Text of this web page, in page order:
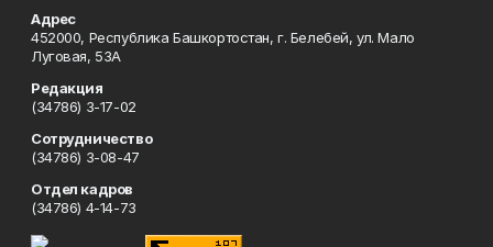
Адрес
452000, Республика Башкортостан, г. Белебей, ул. Мало
Луговая, 53А
Редакция
(34786) 3-17-02
Сотрудничество
(34786) 3-08-47
Отдел кадров
(34786) 4-14-73